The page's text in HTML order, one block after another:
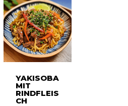
YAKISOBA
MIT
RINDFLEIS
CH